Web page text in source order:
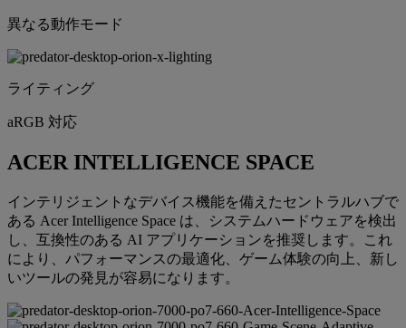
異なる動作モード
ライティング
aRGB 対応
ACER INTELLIGENCE SPACE
インテリジェントなデバイス機能を備えたセントラルハブで
ある Acer Intelligence Space は、システムハードウェアを検出
し、互換性のある AI アプリケーションを推奨します。これ
により、パフォーマンスの最適化、ゲーム体験の向上、新し
いツールの発見が容易になります。